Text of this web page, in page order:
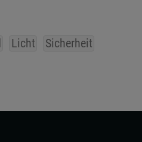
Licht Sicherheit